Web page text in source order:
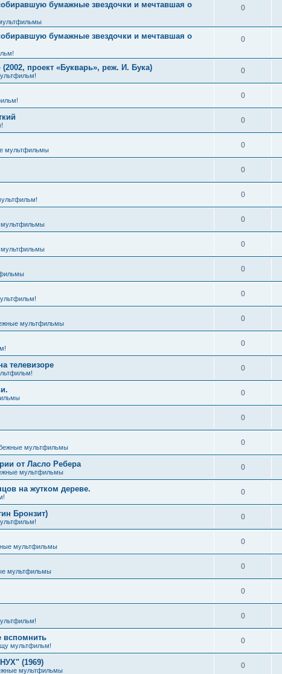
бумажные звездочки и мечтавшая о
0
бумажные звездочки и мечтавшая о
0
проект «Букварь», реж. И. Бука) 0
0
0
мультфильмы
0
0
0
0
0
0
0
мультфильмы
0
0
телевизоре 0
0
0
мультфильмы
0
от Ласло Ребера
мультфильмы
0
на жутком дереве. 0
Бронзит) 0
мультфильмы
0
мультфильмы
0
0
0
вспомнить
мультфильм!
0
(1969)
мультфильмы
0